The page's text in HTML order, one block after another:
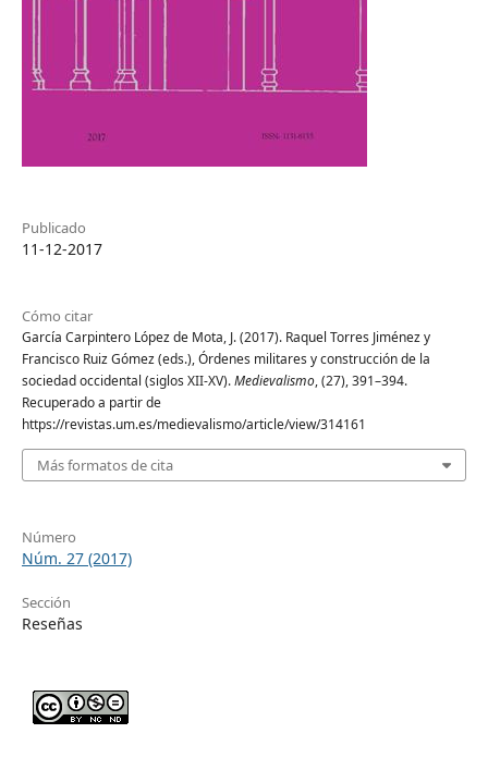
Publicado
11-12-2017
Cómo citar
García Carpintero López de Mota, J. (2017). Raquel Torres Jiménez y
Francisco Ruiz Gómez (eds.), Órdenes militares y construcción de la
sociedad occidental (siglos XII-XV).Medievalismo, (27), 391–394.
Recuperado a partir de
https://revistas.um.es/medievalismo/article/view/314161
Más formatos de cita
Número
Núm. 27 (2017)
Sección
Reseñas